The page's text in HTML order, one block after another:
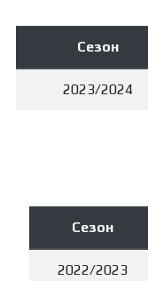
Сезон
2023/2024
Сезон
2022/2023